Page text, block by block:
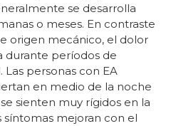
se desarrolla
o meses. En contraste
origen mecánico, el dolor
durante períodos de
Las personas con EA
en medio de la noche
sienten muy rígidos en la
síntomas mejoran con el